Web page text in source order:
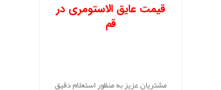
قیمت عایق الاستومری در
قم
مشتریان عزیز به منظور استعلام دقیق